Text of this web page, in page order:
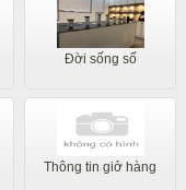
Đời sống số
Thông tin giở hàng